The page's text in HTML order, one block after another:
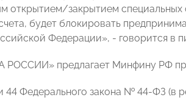
открытием/закрытием
будет блокировать
Федерации», - говорится в
РОССИИ» предлагает Минфину РФ
44 Федерального закона № 44-ФЗ